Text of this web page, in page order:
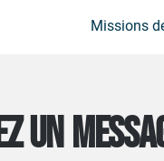
Missions
UN